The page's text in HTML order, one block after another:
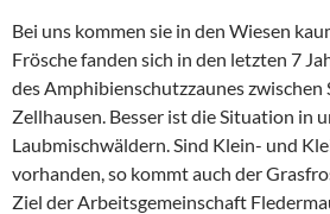
Bei uns kommen sie in den Wiesen
Frösche fanden sich in den letzten 7
des Amphibienschutzzaunes zwischen
Zellhausen. Besser ist die Situation in
Laubmischwäldern. Sind Klein- und
vorhanden, so kommt auch der
Ziel der Arbeitsgemeinschaft